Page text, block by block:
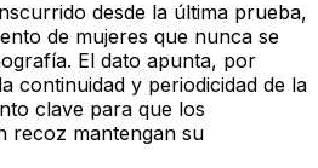
desde la última prueba,
de mujeres que nunca se
El dato apunta, por
continuidad y periodicidad de la
clave para que los
recoz mantengan su